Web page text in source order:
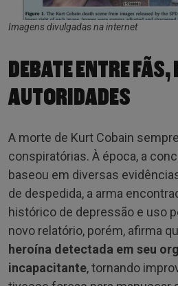
Imagens divulgadas na internet
DEBATE ENTRE
AUTORIDADES
A morte de Kurt Cobain
conspiratórias. À época, a
baseou em diversas
de despedida, a arma
histórico de depressão e uso
novo relatório, porém, afirma
heroína detectada em seu
incapacitante, tornando